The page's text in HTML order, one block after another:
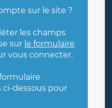
sur le site ?
les champs
sur le formulaire
vous connecter.
dessous pour